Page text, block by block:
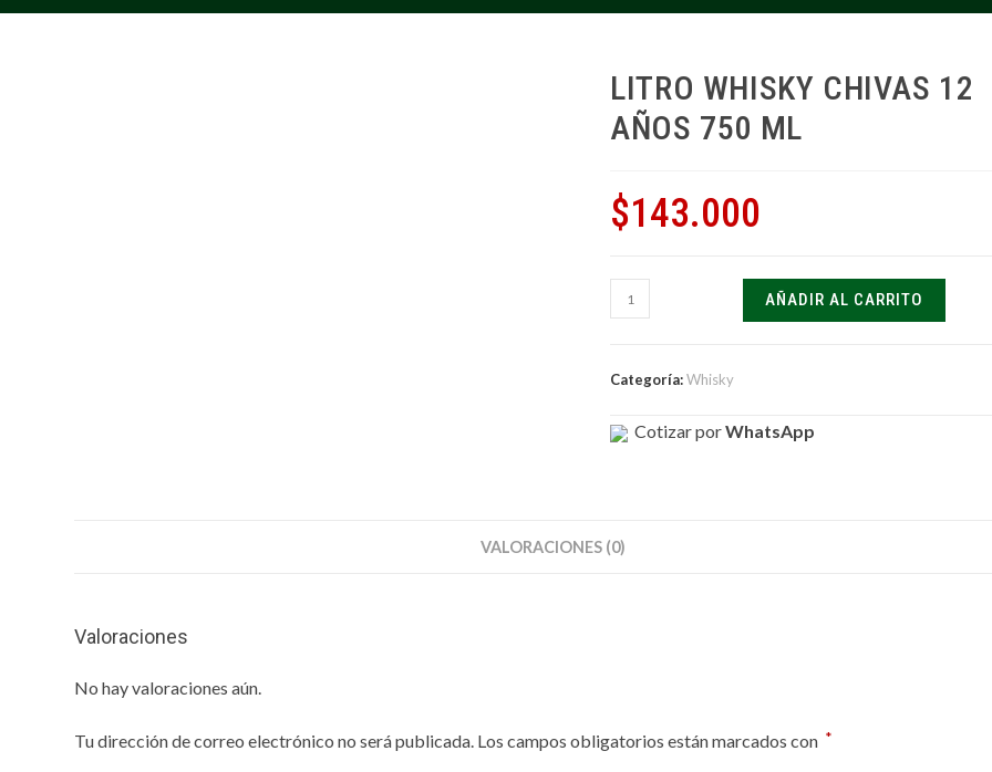
LITRO WHISKY CHIVAS 12
AÑOS 750 ML
$143.000
Litro
Whisky
12
750
AÑADIR AL CARRITO
Categoría:Whisky
Cotizar porWhatsApp
VALORACIONES (0)
Valoraciones
No hay valoraciones aún.
Tu dirección de correo electrónico no será publicada. Los campos obligatorios están marcados con *